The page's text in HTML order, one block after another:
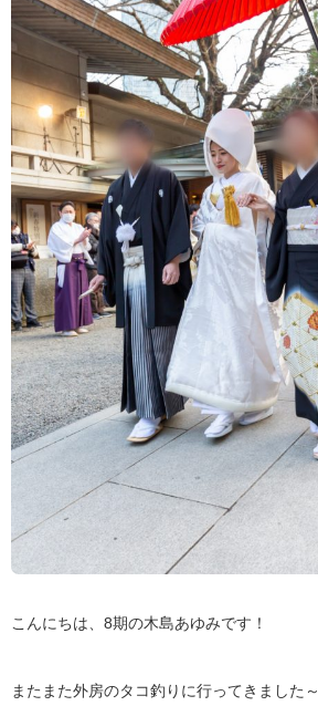
こんにちは、8期の木島あゆみです！
またまた外房のタコ釣りに行ってきました～